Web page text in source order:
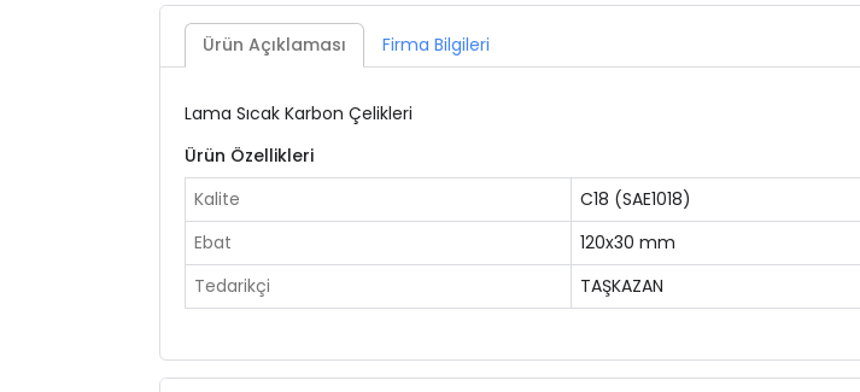
Ürün Açıklaması Firma Bilgileri
Lama Sıcak Karbon Çelikleri
Ürün Özellikleri
Kalite
C18 (SAE1018)
Ebat
120x30 mm
Tedarikçi
TAŞKAZAN